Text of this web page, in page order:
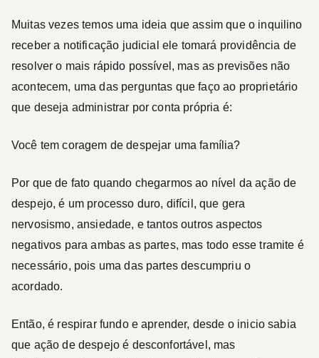
Muitas vezes temos uma ideia que assim que o inquilino
receber a notificação judicial ele tomará providência de
resolver o mais rápido possível, mas as previsões não
acontecem, uma das perguntas que faço ao proprietário
que deseja administrar por conta própria é:
Você tem coragem de despejar uma família?
Por que de fato quando chegarmos ao nível da ação de
despejo, é um processo duro, difícil, que gera
nervosismo, ansiedade, e tantos outros aspectos
negativos para ambas as partes, mas todo esse tramite é
necessário, pois uma das partes descumpriu o
acordado.
Então, é respirar fundo e aprender, desde o inicio sabia
que ação de despejo é desconfortável, mas